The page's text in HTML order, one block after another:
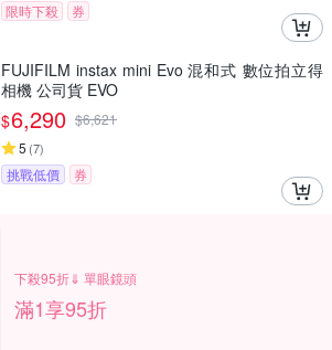
限時下殺 券
FUJIFILM instax mini Evo 混和式 數位拍立得
相機 公司貨 EVO
$6,290 $6,621
5 (7)
挑戰低價 券
下殺95折⇓ 單眼鏡頭
滿1享95折